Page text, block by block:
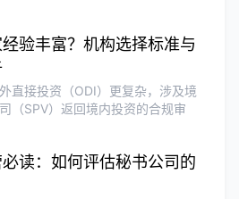
验丰富？机构选择标准与
直接投资（ODI）更复杂，涉及境
（SPV）返回境内投资的合规审
读：如何评估秘书公司的